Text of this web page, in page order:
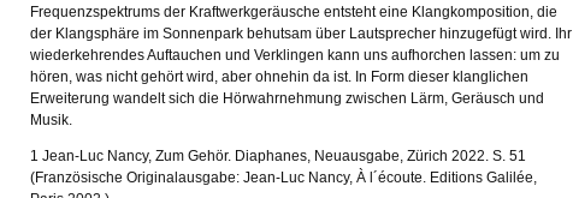
Frequenzspektrums der Kraftwerkgeräusche entsteht eine Klangkomposition, die
der Klangsphäre im Sonnenpark behutsam über Lautsprecher hinzugefügt wird. Ihr
wiederkehrendes Auftauchen und Verklingen kann uns aufhorchen lassen: um zu
hören, was nicht gehört wird, aber ohnehin da ist. In Form dieser klanglichen
Erweiterung wandelt sich die Hörwahrnehmung zwischen Lärm, Geräusch und
Musik.
1 Jean-Luc Nancy, Zum Gehör. Diaphanes, Neuausgabe, Zürich 2022. S. 51
(Französische Originalausgabe: Jean-Luc Nancy, À l´écoute. Editions Galilée,